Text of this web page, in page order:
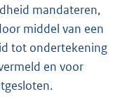
mandateren,
middel van een
tot ondertekening
en voor